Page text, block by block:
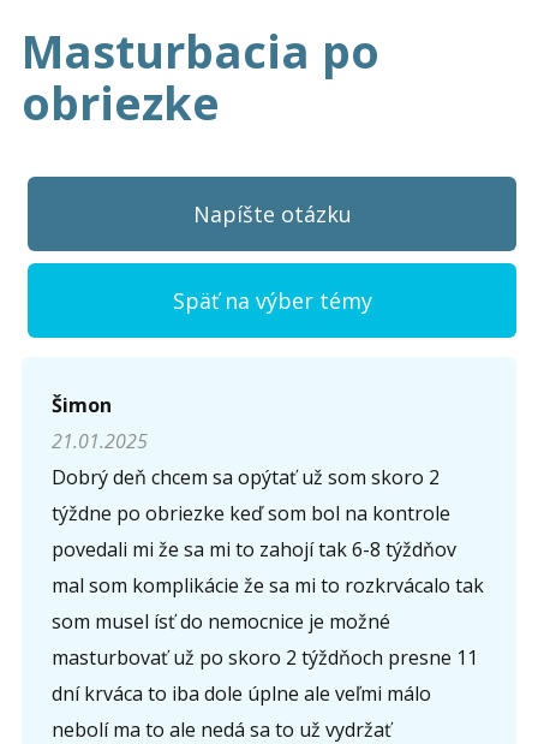
Masturbacia po
obriezke
Napíšte otázku
Späť na výber témy
Napíšte otázku
Meno (*)
Komentár (*)
Opíšte prvé 4 písmená zo slova "obriezka" (
Šimon
21.01.2025
Dobrý deň chcem sa opýtať už som skoro 2
týždne po obriezke keď som bol na kontrole
povedali mi že sa mi to zahojí tak 6-8 týždňov
mal som komplikácie že sa mi to rozkrvácalo tak
som musel ísť do nemocnice je možné
masturbovať už po skoro 2 týždňoch presne 11
dní krváca to iba dole úplne ale veľmi málo
nebolí ma to ale nedá sa to už vydržať